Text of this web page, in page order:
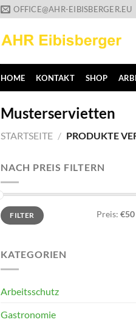
OFFICE@AHR-EIBISBERGER.EU
HOME KONTAKT SHOP
Musterservietten
STARTSEITE / PRODUKTE
NACH PREIS FILTERN
Min.
Preis
Max.
PreisFILTER Preis: €50
KATEGORIEN
Arbeitsschutz
Gastronomie